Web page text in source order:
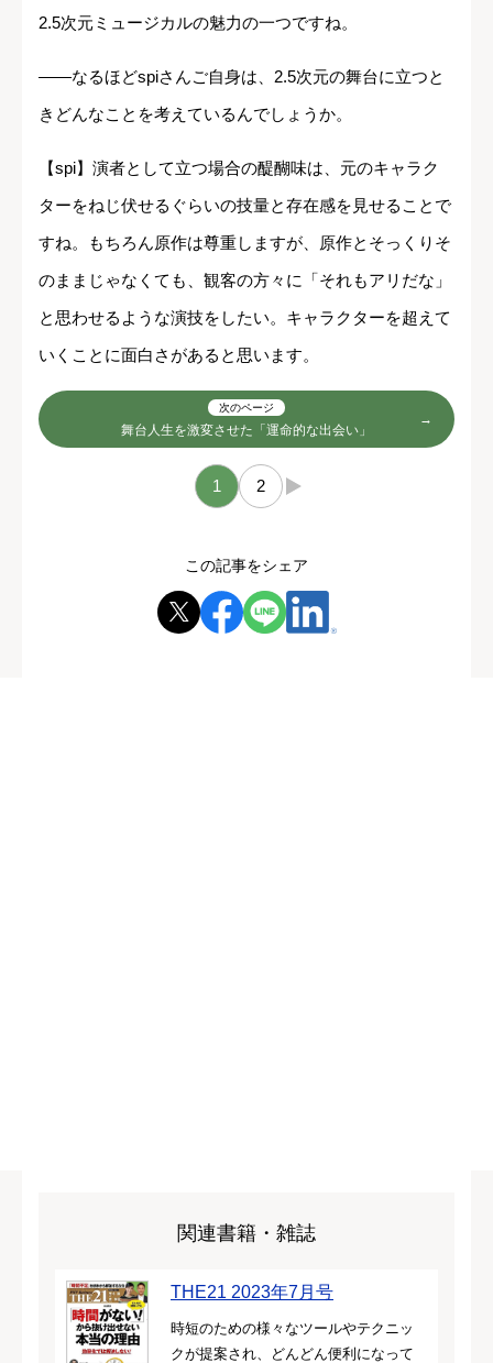
2.5次元ミュージカルの魅力の一つですね。
――なるほどspiさんご自身は、2.5次元の舞台に立つと
きどんなことを考えているんでしょうか。
【spi】演者として立つ場合の醍醐味は、元のキャラク
ターをねじ伏せるぐらいの技量と存在感を見せることで
すね。もちろん原作は尊重しますが、原作とそっくりそ
のままじゃなくても、観客の方々に「それもアリだな」
と思わせるような演技をしたい。キャラクターを超えて
いくことに面白さがあると思います。
次のページ
舞台人生を激変させた「運命的な出会い」
1 2 →
この記事をシェア
関連書籍・雑誌
THE21 2023年7月号
時短のための様々なツールやテクニッ
クが提案され、どんどん便利になって